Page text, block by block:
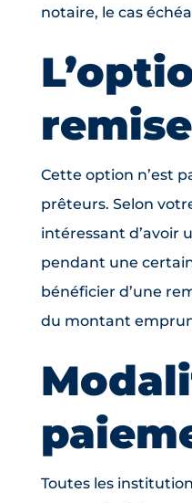
notaire, le cas
remise
Cette option n’est
prêteurs. Selon
intéressant d’avoir
pendant une
bénéficier d’une
du montant
Toutes les